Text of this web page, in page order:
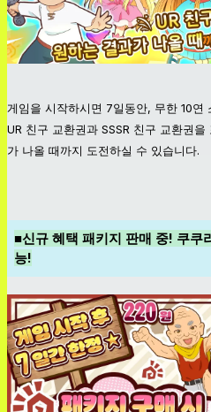
게임을 시작하시면 7일동안, 무한 10연
UR 친구 교환권과 SSSR 친구 교환권
가 나올 때까지 도전하실 수 있습니다.
■신규 혜택 패키지 판매 중! 쿠쿠
능!